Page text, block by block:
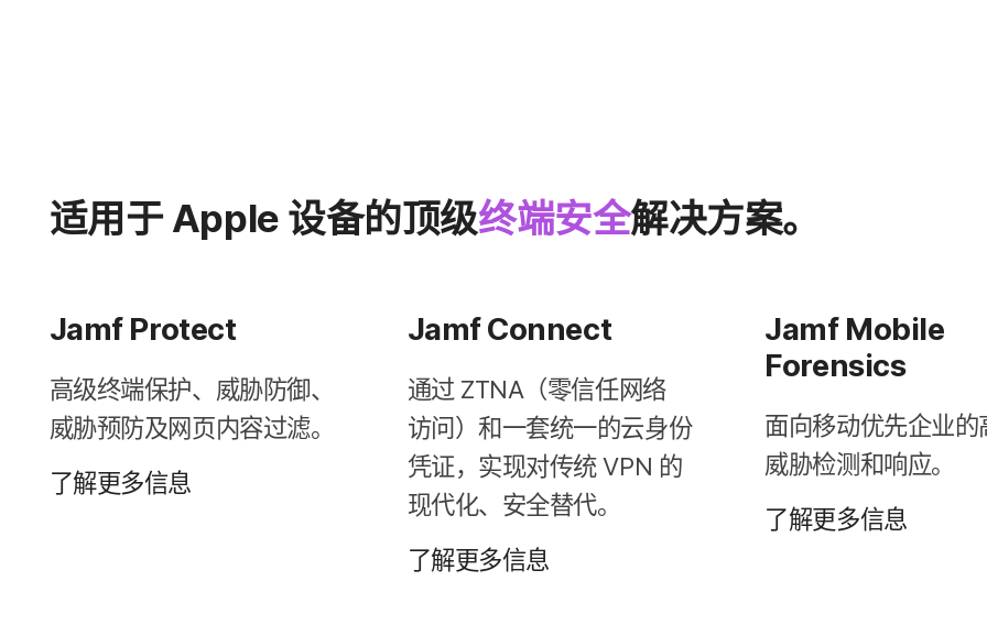
适用​于Apple 设备​的​顶级终端​安全解决​方案。
Jamf Protect
高级​终端​保护、​威胁​防御、​
威胁​预防​及​网页​内容​过滤。
了解​更​多​信息
Jamf Connect
通过 ZTNA （零信任​网络​
访问）​和​一​套​统一​的​云身份​
凭证，​实现​对​传统VPN 的​
现代化、​安全​替代。
了解​更​多​信息
Jamf Mobile
Forensics
面​向​移动​优先​企业​的​
威胁​检测​和​响应。
了解​更​多​信息